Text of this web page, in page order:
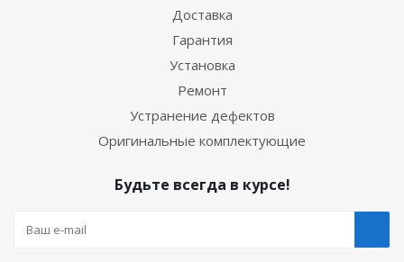
Доставка
Гарантия
Установка
Ремонт
Устранение дефектов
Оригинальные комплектующие
Будьте всегда в курсе!